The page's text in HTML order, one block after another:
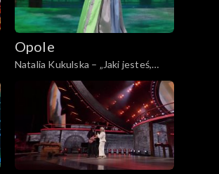
Opole
Natalia Kukulska – „Jaki jesteś,
jeszcze nie wiem”. 62. KFPP: „Małe
tęsknoty – koncert pamięci
Wojciecha Trzcińskiego”